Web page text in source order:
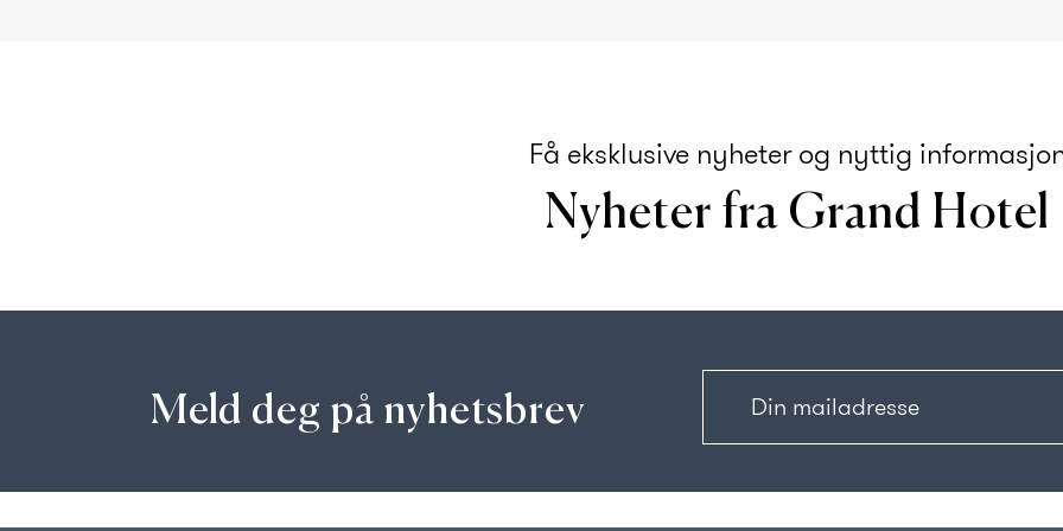
Få eksklusive nyheter og nyttig
Nyheter fra Grand Hotel
Meld deg på nyhetsbrev